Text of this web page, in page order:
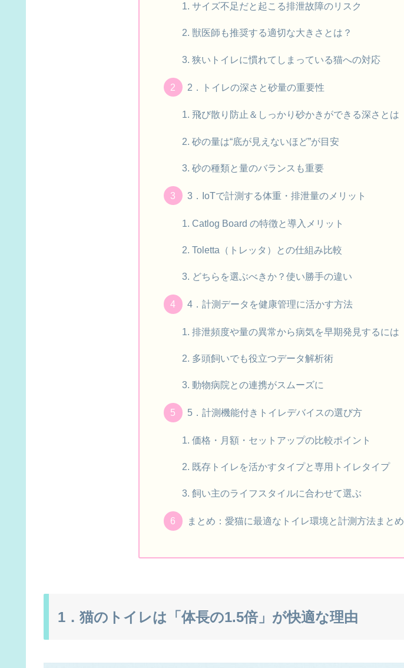
サイズ不足だと起こる排泄故障のリスク
獣医師も推奨する適切な大きさとは？
狭いトイレに慣れてしまっている猫への対応
2．トイレの深さと砂量の重要性
飛び散り防止＆しっかり砂かきができる深さとは
砂の量は“底が見えないほど”が目安
砂の種類と量のバランスも重要
3．IoTで計測する体重・排泄量のメリット
Catlog Board の特徴と導入メリット
Toletta（トレッタ）との仕組み比較
どちらを選ぶべきか？使い勝手の違い
4．計測データを健康管理に活かす方法
排泄頻度や量の異常から病気を早期発見するには
多頭飼いでも役立つデータ解析術
動物病院との連携がスムーズに
5．計測機能付きトイレデバイスの選び方
価格・月額・セットアップの比較ポイント
既存トイレを活かすタイプと専用トイレタイプ
飼い主のライフスタイルに合わせて選ぶ
まとめ：愛猫に最適なトイレ環境と計測方法まとめ
1．猫のトイレは「体長の1.5倍」が快適な理由